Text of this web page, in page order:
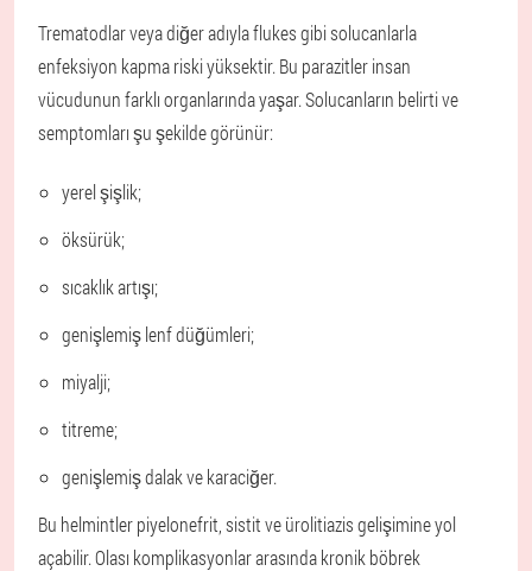
Trematodlar veya diğer adıyla flukes gibi solucanlarla
enfeksiyon kapma riski yüksektir. Bu parazitler insan
vücudunun farklı organlarında yaşar. Solucanların belirti ve
semptomları şu şekilde görünür:
yerel şişlik;
öksürük;
sıcaklık artışı;
genişlemiş lenf düğümleri;
miyalji;
titreme;
genişlemiş dalak ve karaciğer.
Bu helmintler piyelonefrit, sistit ve ürolitiazis gelişimine yol
açabilir. Olası komplikasyonlar arasında kronik böbrek